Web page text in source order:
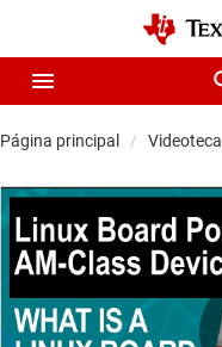
Página principal Videoteca